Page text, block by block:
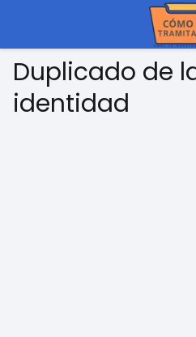
Duplicado de
identidad